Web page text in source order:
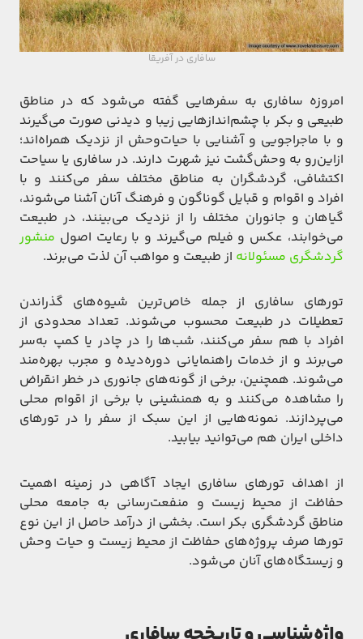
سافاری در آفریقا
امروزه سافاری به سفرهایی گفته می‌شود که در مناطق
طبیعی و بکر با چشم‌اندازهایی زیبا و دیدنی صورت می‌گیرند
و با ماجراجویی و آشنایی با حیات‌وحش از نزدیک همراه‌اند؛
ازاین‌رو به وحش‌گشت نیز شهرت دارند. در سافاری یا سیاحت
اکتشافی، گردشگران به مناطق مختلف سفر می‌کنند و با
افراد و اقوام و قبایل گوناگون و فرهنگ آنان آشنا می‌شوند،
گیاهان و جانوران مختلف را از نزدیک می‌بینند، در طبیعت
می‌خوابند، عکس و فیلم می‌گیرند و با رعایت اصول منشور
گردشگری مسئولانه از طبیعت و مواهب آن لذت می‌برند.
تورهای سافاری از جمله خاص‌ترین شیوه‌های گذراندن
تعطیلات در طبیعت محسوب می‌شوند. تعداد محدودی از
افراد با هم سفر می‌کنند، شب‌ها را در چادر یا کمپ به‌سر
می‌برند و از خدمات راهنمایانی دوره‌دیده و مجرب بهره‌مند
می‌شوند. همچنین، برخی از گونه‌های جانوری در خطر انقراض
را مشاهده می‌کنند و به همنشینی با برخی از اقوام محلی
می‌پردازند. نمونه‌هایی از این سبک از سفر را در تورهای
داخلی ایران هم می‌توانید بیابید.
از اهداف تورهای سافاری ایجاد آگاهی در زمینه اهمیت
حفاظت از محیط زیست و منفعت‌رسانی به جامعه محلی
مناطق گردشگری بکر است. بخشی از درآمد حاصل از این نوع
تورها صرف پروژه‌های حفاظت از محیط زیست و حیات وحش
و زیستگاه‌های آنان می‌شود.